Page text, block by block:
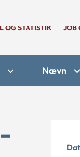
OG STATISTIK JOB
Nævn